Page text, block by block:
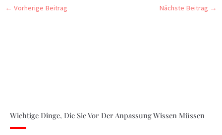
← Vorherige Beitrag Nächste Beitrag →
Wichtige Dinge, Die Sie Vor Der Anpassung Wissen Müssen